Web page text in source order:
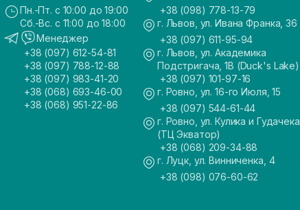
Пн.-Пт. с 10:00 до 19:00
Сб.-Вс. с 11:00 до 18:00
Менеджер
+38 (097) 612-54-81
+38 (097) 788-12-88
+38 (097) 983-41-20
+38 (068) 693-46-00
+38 (068) 951-22-86
+38 (098) 778-13-79
г. Львов, ул. Ивана Франка, 36
+38 (097) 611-95-94
г. Львов, ул. Академика
Подстригача, 1В (Duck's Lake)
+38 (097) 101-97-16
г. Ровно, ул. 16-го Июля, 15
+38 (097) 544-61-44
г. Ровно, ул. Кулика и
(ТЦ Экватор)
+38 (068) 209-34-88
г. Луцк, ул. Винниченка, 4
+38 (098) 076-60-62